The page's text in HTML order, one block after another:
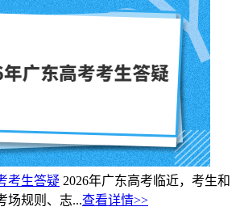
考生答疑 2026年广东高考临近，考生和
场规则、志...查看详情>>